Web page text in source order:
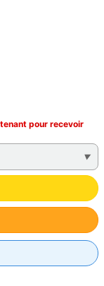
pour recevoir